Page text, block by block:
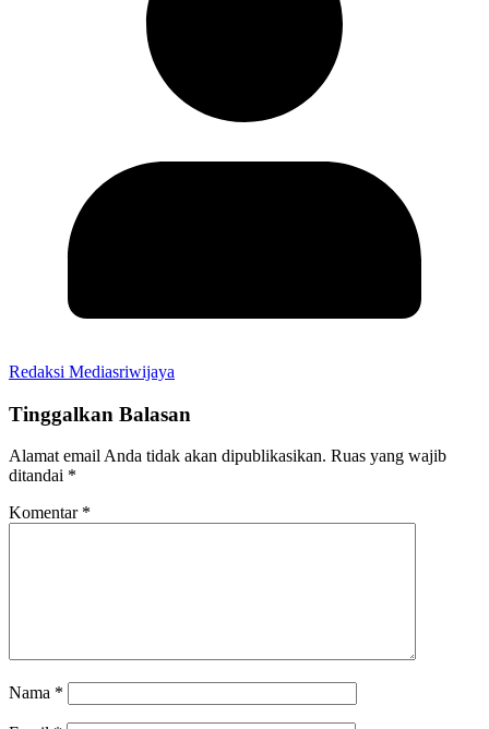
Redaksi Mediasriwijaya
Tinggalkan Balasan
Alamat email Anda tidak akan dipublikasikan. Ruas yang wajib
ditandai *
Komentar *
Nama *